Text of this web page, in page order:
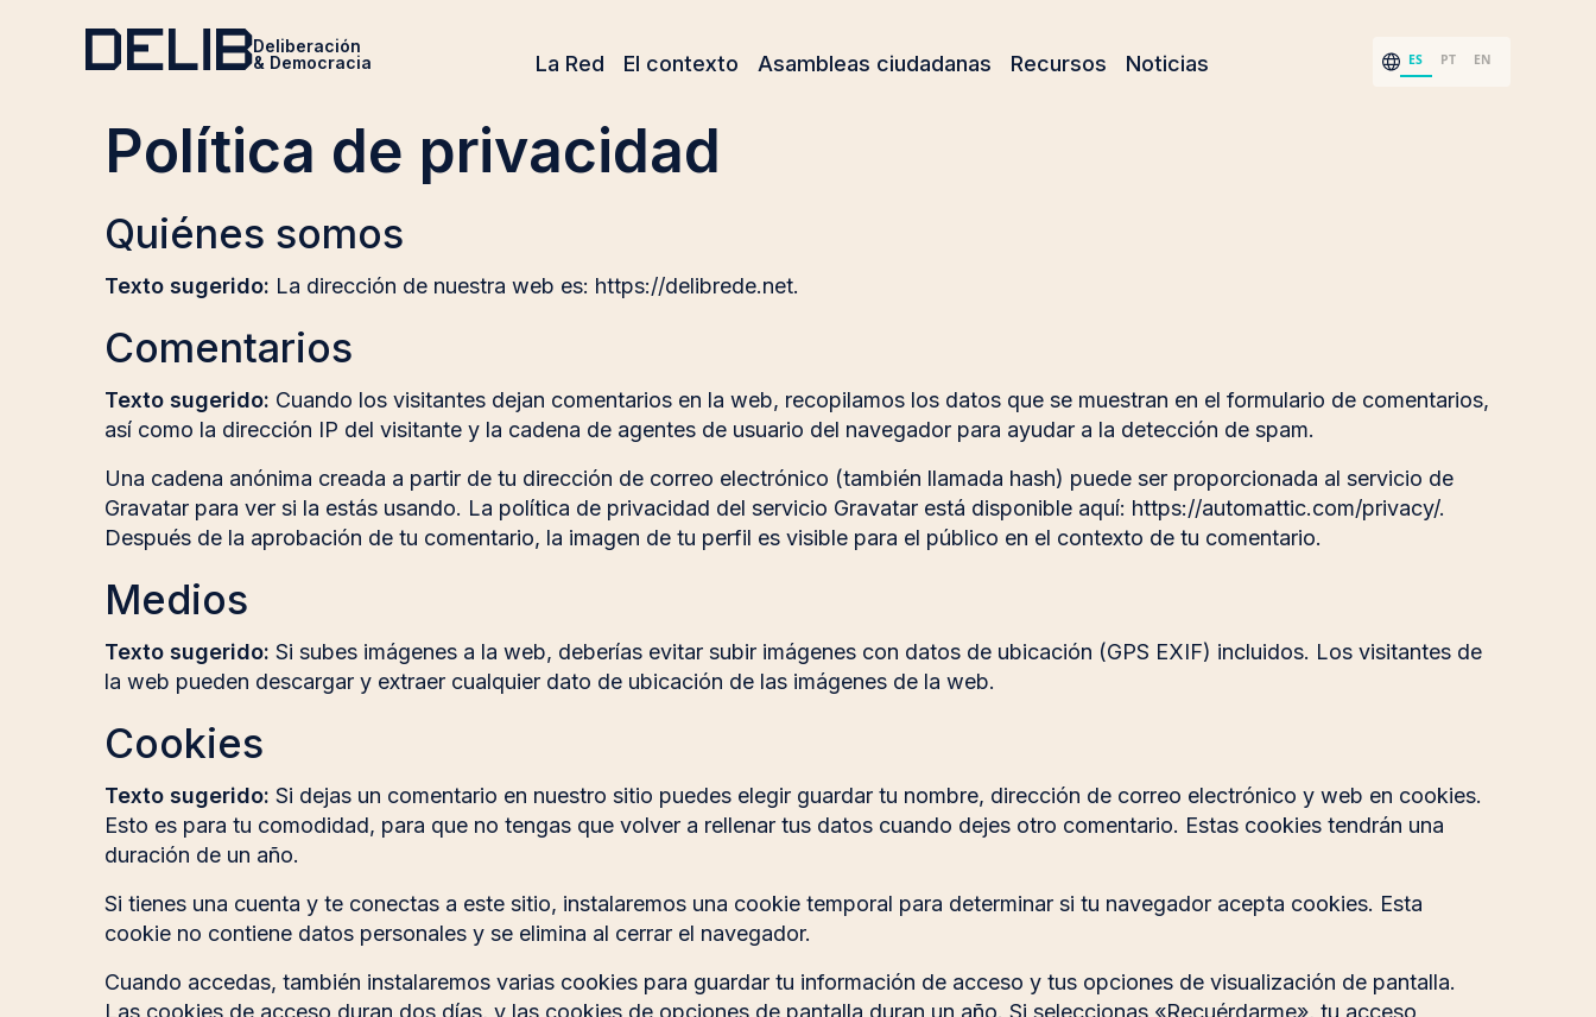
Deliberación
& Democracia
La Red El contexto Asambleas ciudadanas Recursos Noticias ES PT EN
Política de privacidad
Quiénes somos
Texto sugerido: La dirección de nuestra web es: https://delibrede.net.
Comentarios
Texto sugerido: Cuando los visitantes dejan comentarios en la web, recopilamos los datos que se muestran en el formulario de comentarios,
así como la dirección IP del visitante y la cadena de agentes de usuario del navegador para ayudar a la detección de spam.
Una cadena anónima creada a partir de tu dirección de correo electrónico (también llamada hash) puede ser proporcionada al servicio de
Gravatar para ver si la estás usando. La política de privacidad del servicio Gravatar está disponible aquí: https://automattic.com/privacy/.
Después de la aprobación de tu comentario, la imagen de tu perfil es visible para el público en el contexto de tu comentario.
Medios
Texto sugerido: Si subes imágenes a la web, deberías evitar subir imágenes con datos de ubicación (GPS EXIF) incluidos. Los visitantes de
la web pueden descargar y extraer cualquier dato de ubicación de las imágenes de la web.
Cookies
Texto sugerido: Si dejas un comentario en nuestro sitio puedes elegir guardar tu nombre, dirección de correo electrónico y web en cookies.
Esto es para tu comodidad, para que no tengas que volver a rellenar tus datos cuando dejes otro comentario. Estas cookies tendrán una
duración de un año.
Si tienes una cuenta y te conectas a este sitio, instalaremos una cookie temporal para determinar si tu navegador acepta cookies. Esta
cookie no contiene datos personales y se elimina al cerrar el navegador.
Cuando accedas, también instalaremos varias cookies para guardar tu información de acceso y tus opciones de visualización de pantalla.
Las cookies de acceso duran dos días, y las cookies de opciones de pantalla duran un año. Si seleccionas «Recuérdarme», tu acceso